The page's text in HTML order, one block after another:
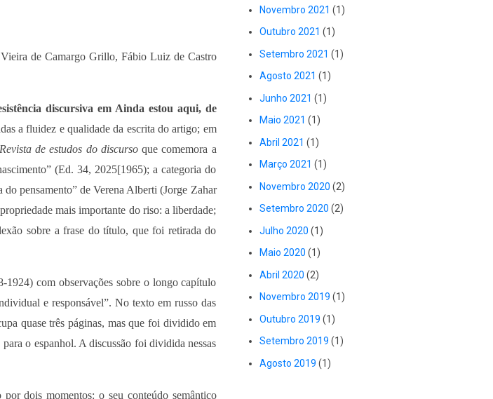
Vieira de Camargo Grillo, Fábio Luiz de Castro
discursiva em Ainda estou aqui, de
a fluidez e qualidade da escrita do artigo; em
Revista de estudos do discursoque comemora a
(Ed. 34, 2025[1965); a categoria do
pensamento” de Verena Alberti (Jorge Zahar
mais importante do riso: a liberdade;
sobre a frase do título, que foi retirada do
com observações sobre o longo capítulo
e responsável”. No texto em russo das
quase três páginas, mas que foi dividido em
o espanhol. A discussão foi dividida nessas
dois momentos: o seu conteúdo semântico
Novembro 2021 (1)
Outubro 2021 (1)
Setembro 2021 (1)
Agosto 2021 (1)
Junho 2021 (1)
Maio 2021 (1)
Abril 2021 (1)
Março 2021 (1)
Novembro 2020 (2)
Setembro 2020 (2)
Julho 2020 (1)
Maio 2020 (1)
Abril 2020 (2)
Novembro 2019 (1)
Outubro 2019 (1)
Setembro 2019 (1)
Agosto 2019 (1)